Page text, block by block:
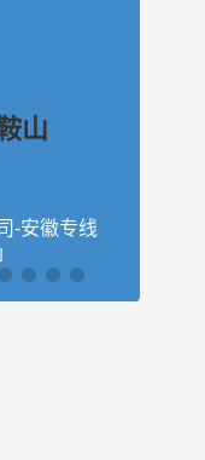
山
-安徽专线